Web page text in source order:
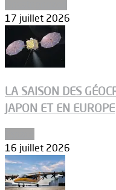
17 juillet 2026
LA SAISON DES
JAPON ET EN EUROPE
16 juillet 2026